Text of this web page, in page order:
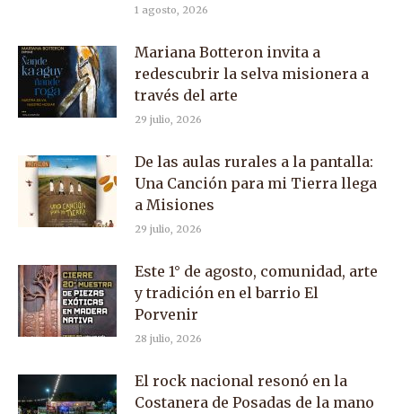
1 agosto, 2026
Mariana Botteron invita a
redescubrir la selva misionera a
través del arte
29 julio, 2026
De las aulas rurales a la pantalla:
Una Canción para mi Tierra llega
a Misiones
29 julio, 2026
Este 1° de agosto, comunidad, arte
y tradición en el barrio El
Porvenir
28 julio, 2026
El rock nacional resonó en la
Costanera de Posadas de la mano